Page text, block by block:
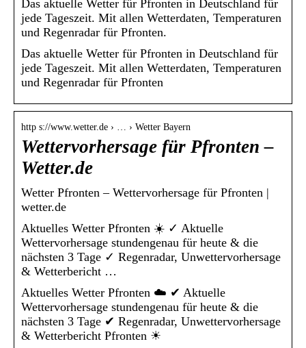
Das aktuelle Wetter für Pfronten in Deutschland für
jede Tageszeit. Mit allen Wetterdaten, Temperaturen
und Regenradar für Pfronten.
Das aktuelle Wetter für Pfronten in Deutschland für
jede Tageszeit. Mit allen Wetterdaten, Temperaturen
und Regenradar für Pfronten
http s://www.wetter.de › … › Wetter Bayern
Wettervorhersage für Pfronten –
Wetter.de
Wetter Pfronten – Wettervorhersage für Pfronten |
wetter.de
Aktuelles Wetter Pfronten ☀️ ✓ Aktuelle
Wettervorhersage stundengenau für heute & die
nächsten 3 Tage ✓ Regenradar, Unwettervorhersage
& Wetterbericht …
Aktuelles Wetter Pfronten ☁️ ✔ Aktuelle
Wettervorhersage stundengenau für heute & die
nächsten 3 Tage ✔ Regenradar, Unwettervorhersage
& Wetterbericht Pfronten ☀